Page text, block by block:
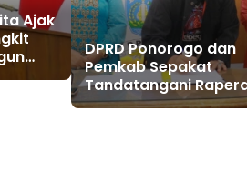
Ajak
DPRD Ponorogo dan
Pemkab Sepakat
Tandatangani
PLP2B, Pondasi